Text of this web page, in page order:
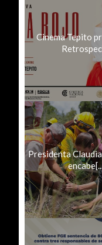
Cinema Tepito
Presidenta